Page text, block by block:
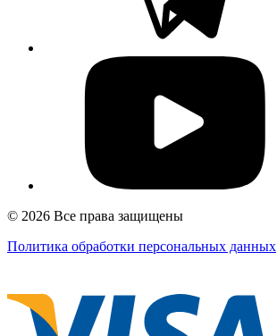
© 2026 Все права защищены
Политика обработки персональных данных